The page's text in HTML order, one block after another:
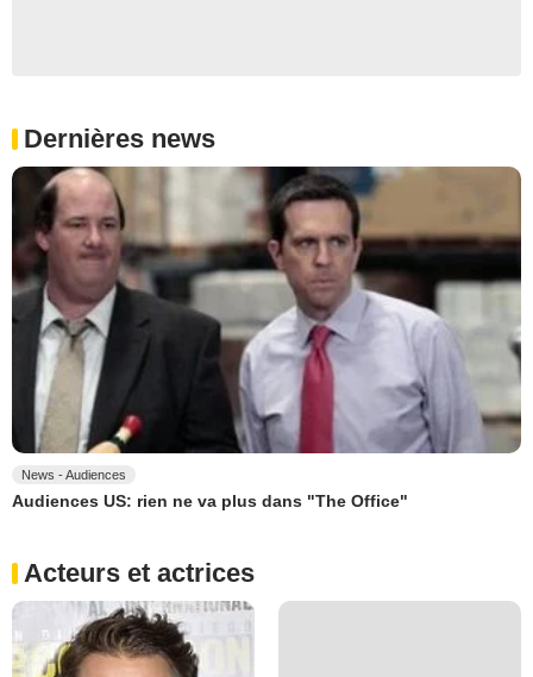
Dernières news
News - Audiences
Audiences US: rien ne va plus dans "The Office"
Acteurs et actrices